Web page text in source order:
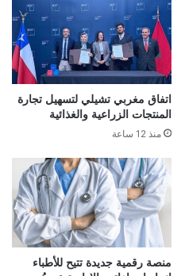
اتفاق مغربي تشيلي لتسهيل تجارة
المنتجات الزراعية والغذائية
منذ 12 ساعة
منصة رقمية جديدة تتيح للأطباء